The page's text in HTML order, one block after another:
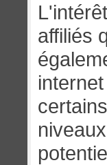
affiliés